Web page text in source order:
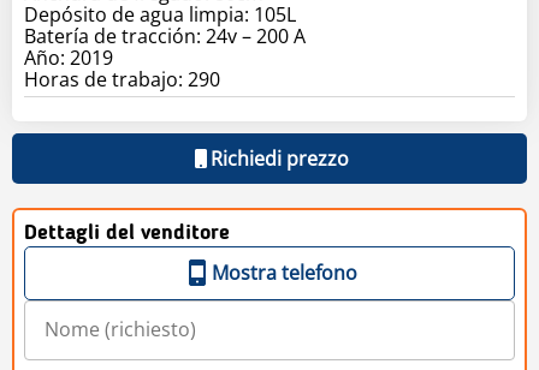
Depósito de agua limpia: 105L
Batería de tracción: 24v – 200 A
Año: 2019
Horas de trabajo: 290
Richiedi prezzo
Dettagli del venditore
Mostra telefono